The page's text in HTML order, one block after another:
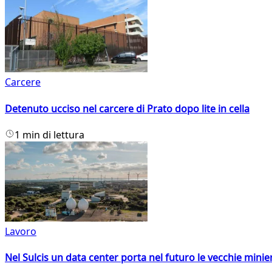
Carcere
Detenuto ucciso nel carcere di Prato dopo lite in cella
1 min di lettura
Lavoro
Nel Sulcis un data center porta nel futuro le vecchie